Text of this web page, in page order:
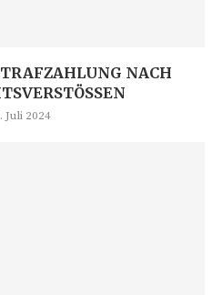
NACH
Juli 2024